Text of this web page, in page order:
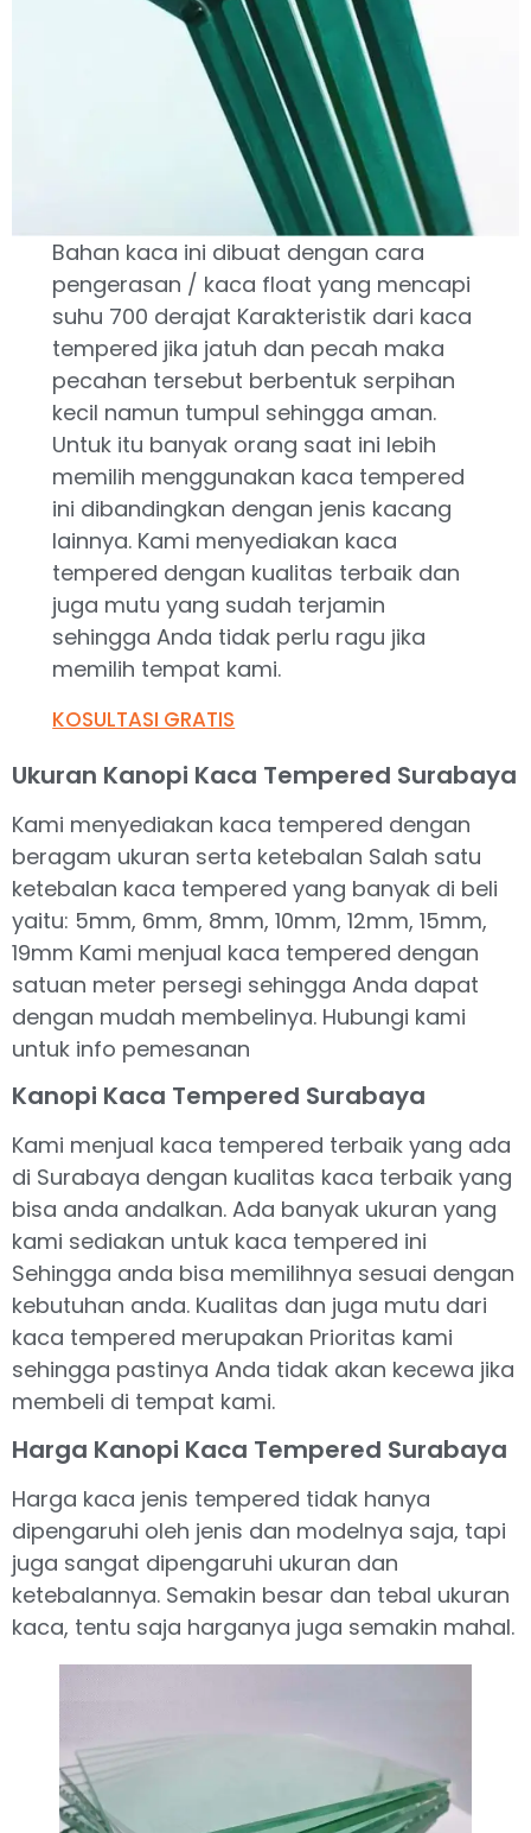
Bahan kaca ini dibuat dengan cara
pengerasan / kaca float yang mencapi
suhu 700 derajat Karakteristik dari kaca
tempered jika jatuh dan pecah maka
pecahan tersebut berbentuk serpihan
kecil namun tumpul sehingga aman.
Untuk itu banyak orang saat ini lebih
memilih menggunakan kaca tempered
ini dibandingkan dengan jenis kacang
lainnya. Kami menyediakan kaca
tempered dengan kualitas terbaik dan
juga mutu yang sudah terjamin
sehingga Anda tidak perlu ragu jika
memilih tempat kami.
KOSULTASI GRATIS
Ukuran Kanopi Kaca Tempered Surabaya
Kami menyediakan kaca tempered dengan
beragam ukuran serta ketebalan Salah satu
ketebalan kaca tempered yang banyak di beli
yaitu: 5mm, 6mm, 8mm, 10mm, 12mm, 15mm,
19mm Kami menjual kaca tempered dengan
satuan meter persegi sehingga Anda dapat
dengan mudah membelinya. Hubungi kami
untuk info pemesanan
Kanopi Kaca Tempered Surabaya
Kami menjual kaca tempered terbaik yang ada
di Surabaya dengan kualitas kaca terbaik yang
bisa anda andalkan. Ada banyak ukuran yang
kami sediakan untuk kaca tempered ini
Sehingga anda bisa memilihnya sesuai dengan
kebutuhan anda. Kualitas dan juga mutu dari
kaca tempered merupakan Prioritas kami
sehingga pastinya Anda tidak akan kecewa jika
membeli di tempat kami.
Harga Kanopi Kaca Tempered Surabaya
Harga kaca jenis tempered tidak hanya
dipengaruhi oleh jenis dan modelnya saja, tapi
juga sangat dipengaruhi ukuran dan
ketebalannya. Semakin besar dan tebal ukuran
kaca, tentu saja harganya juga semakin mahal.